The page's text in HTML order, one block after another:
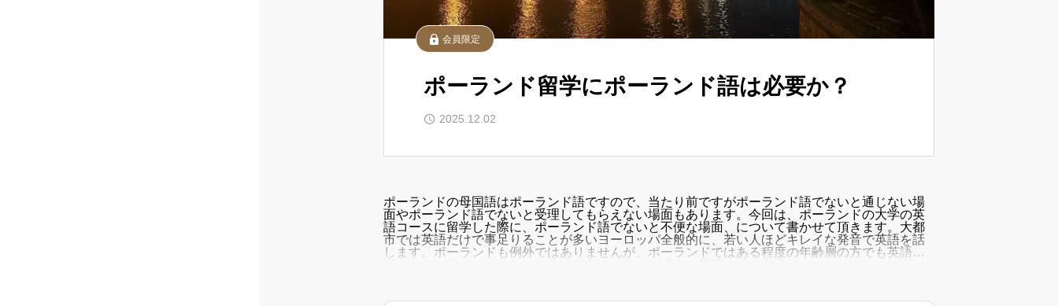
会員限定
ポーランド留学にポーランド語は必要か？
2025.12.02
ポーランドの母国語はポーランド語ですので、当たり前ですがポーランド語でないと通じない場
面やポーランド語でないと受理してもらえない場面もあります。今回は、ポーランドの大学の英
語コースに留学した際に、ポーランド語でないと不便な場面、について書かせて頂きます。大都
市では英語だけで事足りることが多いヨーロッパ全般的に、若い人ほどキレイな発音で英語を話
します。ポーランドも例外ではありませんが、ポーランドではある程度の年齢層の方でも英語を